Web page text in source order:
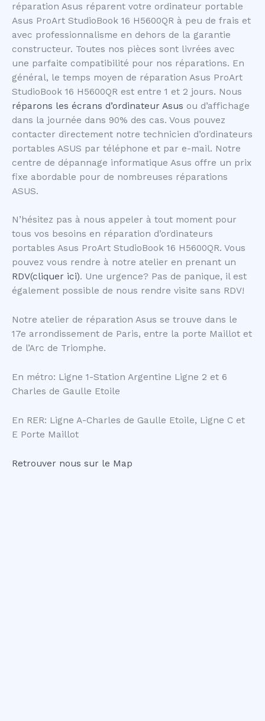
réparation Asus réparent votre ordinateur portable
Asus ProArt StudioBook 16 H5600QR à peu de frais et
avec professionnalisme en dehors de la garantie
constructeur. Toutes nos pièces sont livrées avec
une parfaite compatibilité pour nos réparations. En
général, le temps moyen de réparation Asus ProArt
StudioBook 16 H5600QR est entre 1 et 2 jours. Nous
réparons les écrans d’ordinateur Asus ou d’affichage
dans la journée dans 90% des cas. Vous pouvez
contacter directement notre technicien d’ordinateurs
portables ASUS par téléphone et par e-mail. Notre
centre de dépannage informatique Asus offre un prix
fixe abordable pour de nombreuses réparations
ASUS.
N’hésitez pas à nous appeler à tout moment pour
tous vos besoins en réparation d’ordinateurs
portables Asus ProArt StudioBook 16 H5600QR. Vous
pouvez vous rendre à notre atelier en prenant un
RDV(cliquer ici). Une urgence? Pas de panique, il est
également possible de nous rendre visite sans RDV!
Notre atelier de réparation Asus se trouve dans le
17e arrondissement de Paris, entre la porte Maillot et
de l’Arc de Triomphe.
En métro: Ligne 1-Station Argentine Ligne 2 et 6
Charles de Gaulle Etoile
En RER: Ligne A-Charles de Gaulle Etoile, Ligne C et
E Porte Maillot
Retrouver nous sur le Map